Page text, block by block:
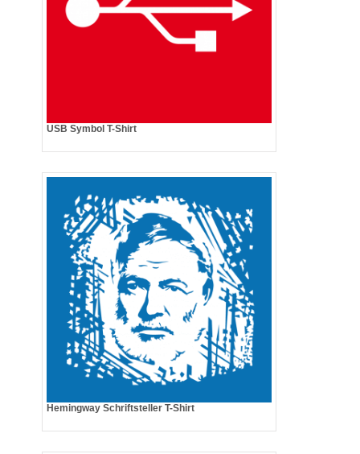
USB Symbol T-Shirt
Hemingway Schriftsteller T-Shirt